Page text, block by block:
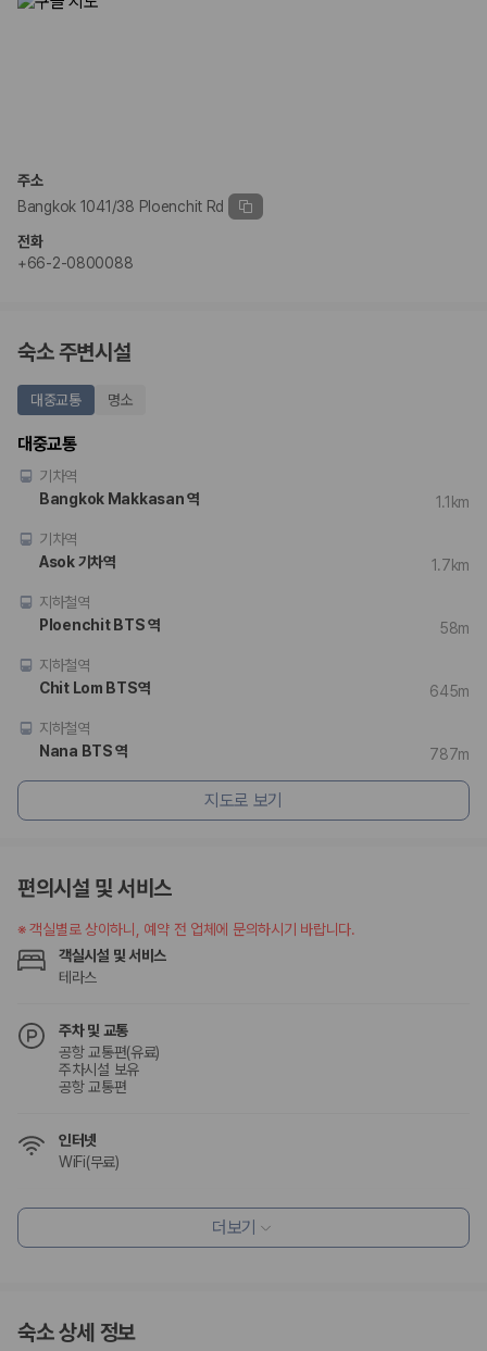
2000만 고객이 선택한 렌트카 가격비교 플랫폼
카모아는 제주렌트카부터 국내·해외 렌트카까지 비교할 수 있는 렌트카 가
20,871,562
사용자 리뷰
175,206
예약 가능 차량
전국 렌트카 지점
1,829
제주렌트카 가격비교 자주 묻는 질문
Q. 제주렌트카 가격비교는 카모아에서 어떻게 하나요?
보험 조건, 예약 가능 차량을 한 번에 비교할 수 있습니다.
Q. 제주 렌트카 최저가는 무엇을 기준으로 비교해야 하나요?
Q. 제주 렌트카 가격비교 시 보험도 함께 비교할 수 있나요?
Q. 가족 여행에는 어떤 제주 렌트카를 비교해야 하나요?
제주렌트카 가격비교 주요 링크
제주도 렌트카 실시간 최저가 가격비교
국내 렌트카 가격비교
주소
Bangkok 1041/38 Ploenchit Rd
전화
+66-2-0800088
숙소 주변시설
대중교통 명소
대중교통
기차역
Bangkok Makkasan 역
1.1km
기차역
Asok 기차역
1.7km
지하철역
Ploenchit BTS 역
58m
지하철역
Chit Lom BTS역
645m
지하철역
Nana BTS 역
787m
지도로 보기
편의시설 및 서비스
※객실별로 상이하니, 예약 전 업체에 문의하시기 바랍니다.
객실시설 및 서비스
테라스
주차 및 교통
공항 교통편(유료)
주차시설 보유
공항 교통편
인터넷
WiFi(무료)
테라스
엘리베이터
더보기
숙소 상세 정보